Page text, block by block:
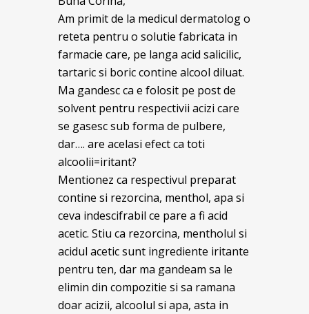
Am primit de la medicul dermatolog o
reteta pentru o solutie fabricata in
farmacie care, pe langa acid salicilic,
tartaric si boric contine alcool diluat.
Ma gandesc ca e folosit pe post de
solvent pentru respectivii acizi care
se gasesc sub forma de pulbere,
dar…. are acelasi efect ca toti
alcoolii=iritant?
Mentionez ca respectivul preparat
contine si rezorcina, menthol, apa si
ceva indescifrabil ce pare a fi acid
acetic. Stiu ca rezorcina, mentholul si
acidul acetic sunt ingrediente iritante
pentru ten, dar ma gandeam sa le
elimin din compozitie si sa ramana
doar acizii, alcoolul si apa, asta in